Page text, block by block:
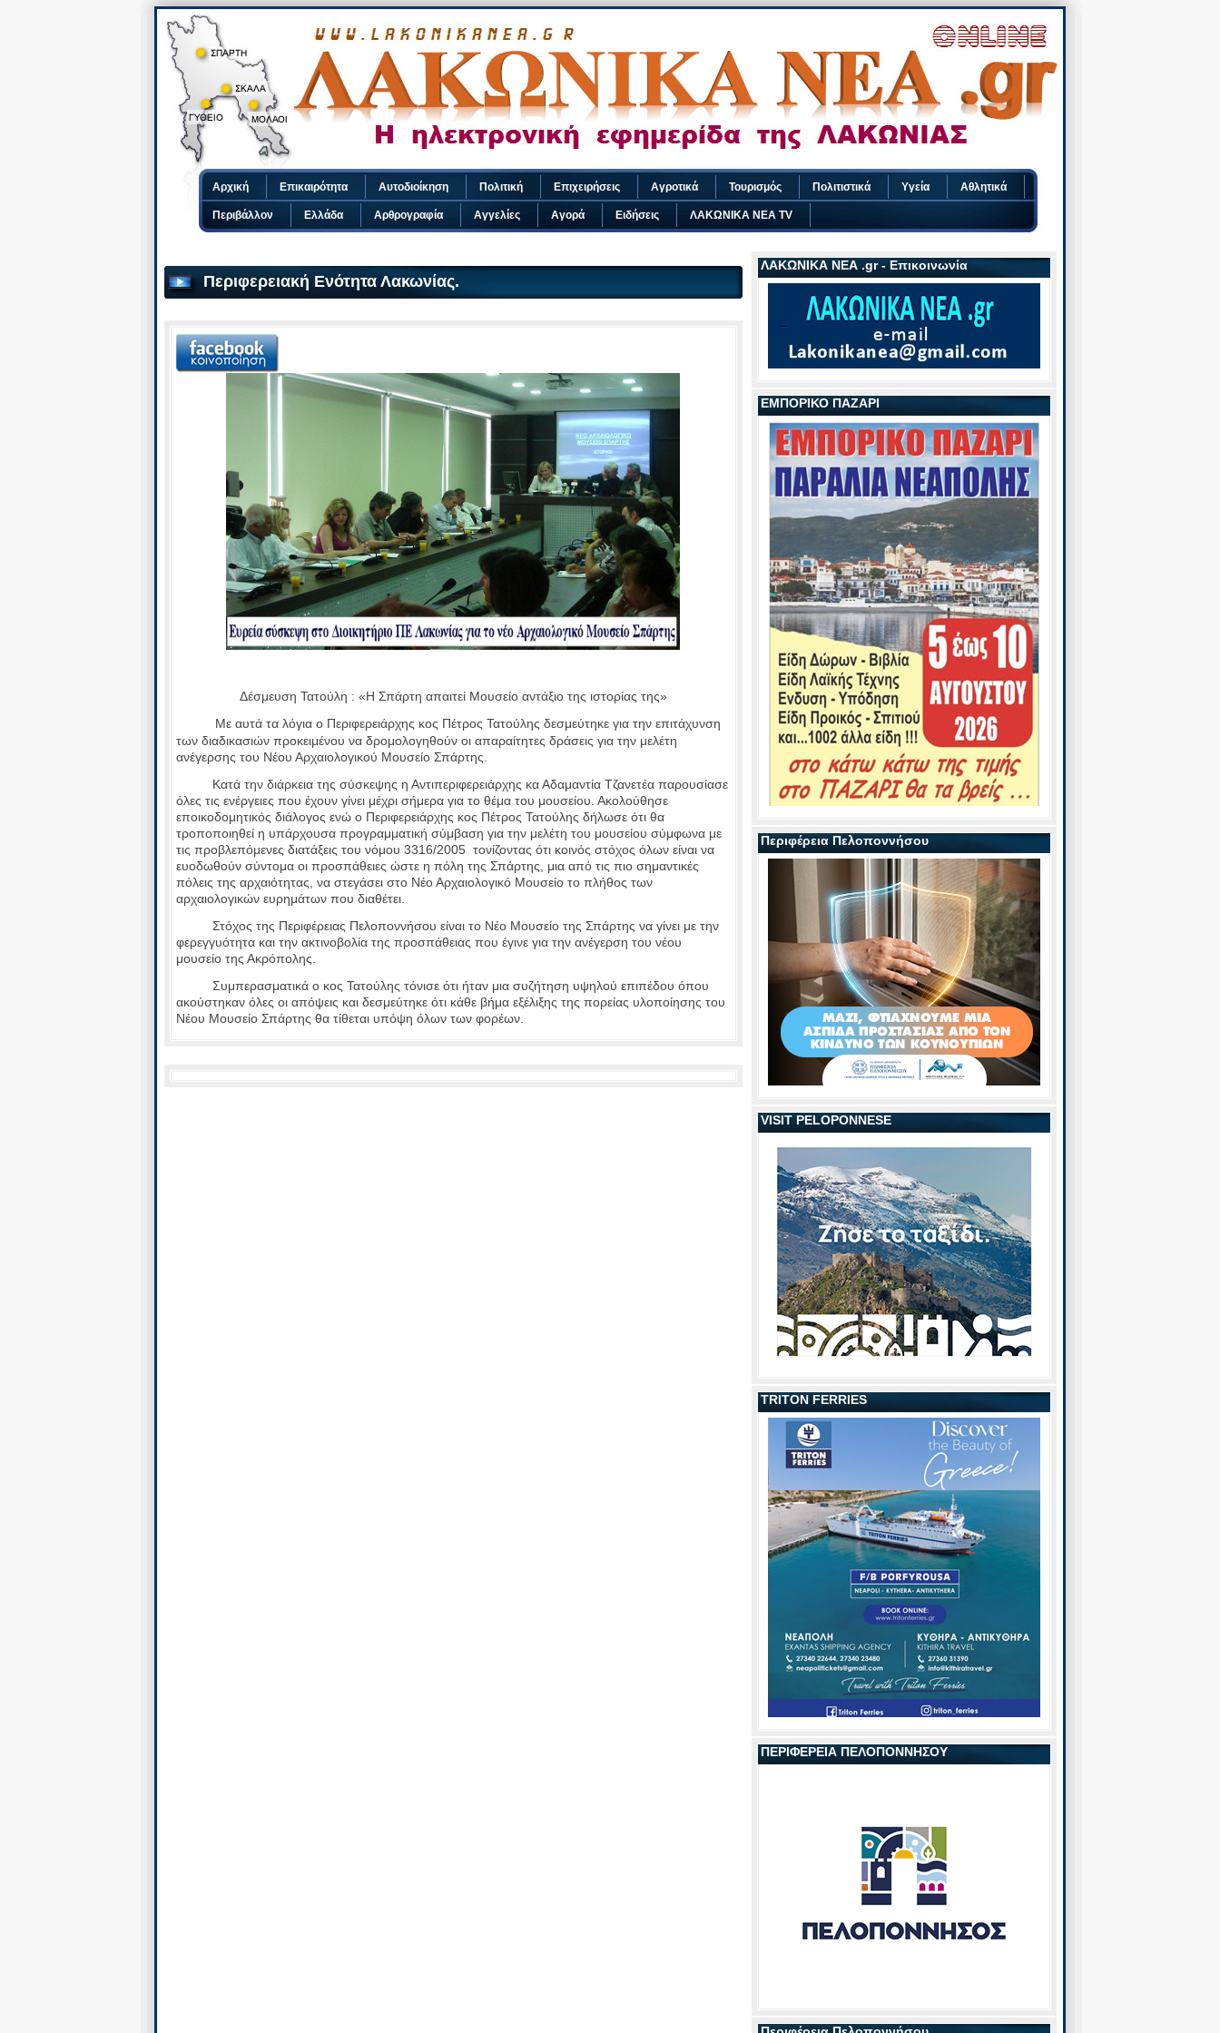
ΛΑΚΩΝΙΚΑ ΝΕΑ .gr - Επικοινωνία
ΕΜΠΟΡΙΚΟ ΠΑΖΑΡΙ
Περιφέρεια Πελοποννήσου
VISIT PELOPONNESE
TRITON FERRIES
ΠΕΡΙΦΕΡΕΙΑ ΠΕΛΟΠΟΝΝΗΣΟΥ
Περιφερειακή Ενότητα Λακωνίας.
Δέσμευση Τατούλη : «Η Σπάρτη απαιτεί Μουσείο αντάξιο της ιστορίας της»
Με αυτά τα λόγια ο Περιφερειάρχης κος Πέτρος Τατούλης δεσμεύτηκε για την επιτάχυνση
των διαδικασιών προκειμένου να δρομολογηθούν οι απαραίτητες δράσεις για την μελέτη
ανέγερσης του Νέου Αρχαιολογικού Μουσείο Σπάρτης.
Κατά την διάρκεια της σύσκεψης η Αντιπεριφερειάρχης κα Αδαμαντία Τζανετέα παρουσίασε
όλες τις ενέργειες που έχουν γίνει μέχρι σήμερα για το θέμα του μουσείου. Ακολούθησε
εποικοδομητικός διάλογος ενώ ο Περιφερειάρχης κος Πέτρος Τατούλης δήλωσε ότι θα
τροποποιηθεί η υπάρχουσα προγραμματική σύμβαση για την μελέτη του μουσείου σύμφωνα με
τις προβλεπόμενες διατάξεις του νόμου 3316/2005 τονίζοντας ότι κοινός στόχος όλων είναι να
ευοδωθούν σύντομα οι προσπάθειες ώστε η πόλη της Σπάρτης, μια από τις πιο σημαντικές
πόλεις της αρχαιότητας, να στεγάσει στο Νέο Αρχαιολογικό Μουσείο το πλήθος των
αρχαιολογικών ευρημάτων που διαθέτει.
Στόχος της Περιφέρειας Πελοποννήσου είναι το Νέο Μουσείο της Σπάρτης να γίνει με την
φερεγγυότητα και την ακτινοβολία της προσπάθειας που έγινε για την ανέγερση του νέου
μουσείο της Ακρόπολης.
Συμπερασματικά ο κος Τατούλης τόνισε ότι ήταν μια συζήτηση υψηλού επιπέδου όπου
ακούστηκαν όλες οι απόψεις και δεσμεύτηκε ότι κάθε βήμα εξέλιξης της πορείας υλοποίησης του
Νέου Μουσείο Σπάρτης θα τίθεται υπόψη όλων των φορέων.
Αρχική Επικαιρότητα Αυτοδιοίκηση Πολιτική Επιχειρήσεις Αγροτικά Τουρισμός Πολιτιστικά Υγεία Αθλητικά
Περιβάλλον Ελλάδα Αρθρογραφία Αγγελίες Αγορά Ειδήσεις ΛΑΚΩΝΙΚΑ ΝΕΑ TV